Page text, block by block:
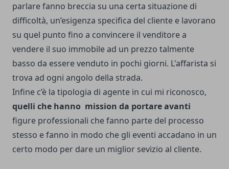
parlare fanno breccia su una certa situazione di
difficoltà, un’esigenza specifica del cliente e lavorano
su quel punto fino a convincere il venditore a
vendere il suo immobile ad un prezzo talmente
basso da essere venduto in pochi giorni. L'affarista si
trova ad ogni angolo della strada.
Infine c’è la tipologia di agente in cui mi riconosco,
quelli che hanno mission da portare avanti
figure professionali che fanno parte del processo
stesso e fanno in modo che gli eventi accadano in un
certo modo per dare un miglior sevizio al cliente.